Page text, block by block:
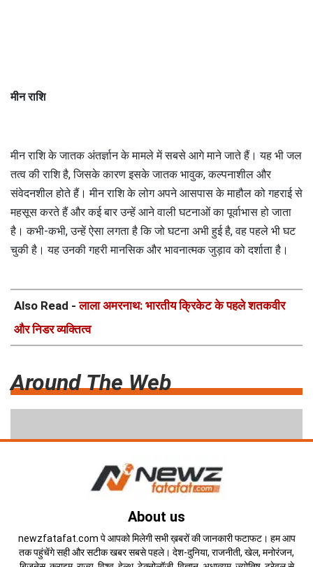
मीन राशि
मीन राशि के जातक अंतर्ज्ञान के मामले में सबसे आगे माने जाते हैं। यह भी जल
तत्व की राशि है, जिसके कारण इसके जातक भावुक, कल्पनाशील और
संवेदनशील होते हैं। मीन राशि के लोग अपने आसपास के माहौल को गहराई से
महसूस करते हैं और कई बार उन्हें आने वाली घटनाओं का पूर्वाभास हो जाता
है। कभी-कभी, उन्हें ऐसा लगता है कि जो घटना अभी हुई है, वह पहले भी घट
चुकी है। यह उनकी गहरी मानसिक और भावनात्मक जुड़ाव को दर्शाता है।
Also Read -लाला अमरनाथ: भारतीय क्रिकेट के पहले शतकवीर
और निडर व्यक्तित्व
Around The Web
About us
newzfatafat.com पे आपको मिलेगी सभी ख़बरों की जानकारी फटाफट। हम आप
तक पहुंचेंगे सही और सटीक खबर सबसे पहले। देश-दुनिया, राजनीती, खेल, मनोरंजन,